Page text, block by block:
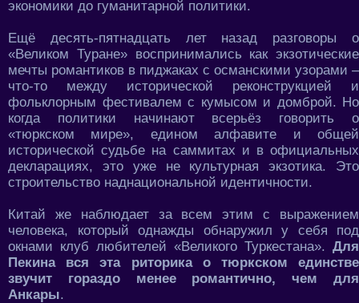
экономики до гуманитарной политики.
Ещё десять-пятнадцать лет назад разговоры о
«Великом Туране» воспринимались как экзотические
мечты романтиков в пиджаках с османскими узорами –
что-то между исторической реконструкцией и
фольклорным фестивалем с кумысом и домброй. Но
когда политики начинают всерьёз говорить о
«тюркском мире», едином алфавите и общей
исторической судьбе на саммитах и в официальных
декларациях, это уже не культурная экзотика. Это
строительство наднациональной идентичности.
Китай же наблюдает за всем этим с выражением
человека, который однажды обнаружил у себя под
окнами клуб любителей «Великого Туркестана». Для
Пекина вся эта риторика о тюркском единстве
звучит гораздо менее романтично, чем для
Анкары.